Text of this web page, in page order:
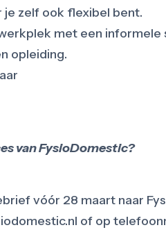
je zelf ook flexibel bent.
met een informele
opleiding.
van FysioDomestic?
vóór 28 maart naar
of op